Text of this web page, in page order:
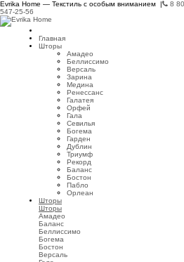
Evrika Home — Текстиль с особым вниманием | 8
547-25-56
Главная
Шторы
Амадео
Беллиссимо
Версаль
Зарина
Медина
Ренессанс
Галатея
Орфей
Гала
Севилья
Богема
Гарден
Дублин
Триумф
Рекорд
Баланс
Бостон
Пабло
Орлеан
Шторы
Шторы
Амадео
Баланс
Беллиссимо
Богема
Бостон
Версаль